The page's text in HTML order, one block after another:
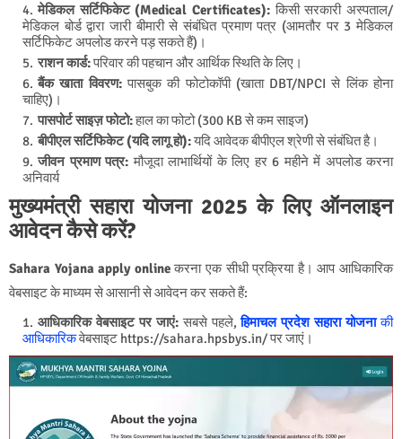
मेडिकल सर्टिफिकेट (Medical Certificates): किसी सरकारी अस्पताल/
मेडिकल बोर्ड द्वारा जारी बीमारी से संबंधित प्रमाण पत्र (आमतौर पर 3 मेडिकल
सर्टिफिकेट अपलोड करने पड़ सकते हैं)।
राशन कार्ड:परिवार की पहचान और आर्थिक स्थिति के लिए।
बैंक खाता विवरण:पासबुक की फोटोकॉपी (खाता DBT/NPCI से लिंक होना
चाहिए)।
पासपोर्ट साइज़ फोटो:हाल का फोटो (300 KB से कम साइज)
बीपीएल सर्टिफिकेट (यदि लागू हो):यदि आवेदक बीपीएल श्रेणी से संबंधित है।
जीवन प्रमाण पत्र: मौजूदा लाभार्थियों के लिए हर 6 महीने में अपलोड करना
अनिवार्य
मुख्यमंत्री सहारा योजना 2025 के लिए ऑनलाइन
आवेदन कैसे करें?
Sahara Yojana apply onlineकरना एक सीधी प्रक्रिया है। आप आधिकारिक
वेबसाइट के माध्यम से आसानी से आवेदन कर सकते हैं:
आधिकारिक वेबसाइट पर जाएं:सबसे पहले,हिमाचल प्रदेश सहारा योजनाकी
आधिकारिकवेबसाइट https://sahara.hpsbys.in/पर जाएं।